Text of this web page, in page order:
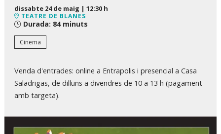
dissabte 24 de maig | 12:30 h
TEATRE DE BLANES
Durada: 84 minuts
Cinema
Venda d'entrades: online a Entrapolis i presencial a Casa
Saladrigas, de dilluns a divendres de 10 a 13 h (pagament
amb targeta).